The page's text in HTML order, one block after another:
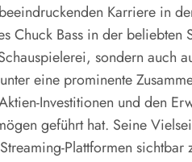
Karriere in
Chuck Bass in der beliebten
sondern auch
eine prominente
Investitionen und den
geführt hat. Seine
Plattformen sichtbar